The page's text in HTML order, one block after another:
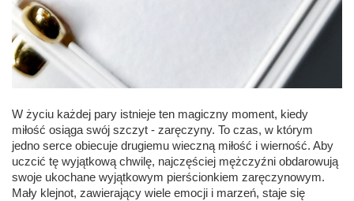
W życiu każdej pary istnieje ten magiczny moment, kiedy
miłość osiąga swój szczyt - zaręczyny. To czas, w którym
jedno serce obiecuje drugiemu wieczną miłość i wierność. Aby
uczcić tę wyjątkową chwilę, najczęściej mężczyźni obdarowują
swoje ukochane wyjątkowym pierścionkiem zaręczynowym.
Mały klejnot, zawierający wiele emocji i marzeń, staje się